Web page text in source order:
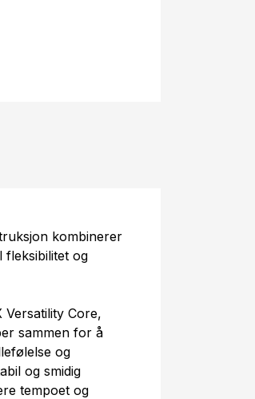
kombinerer
fleksibilitet og
Versatility Core,
sammen for å
og
og smidig
tempoet og